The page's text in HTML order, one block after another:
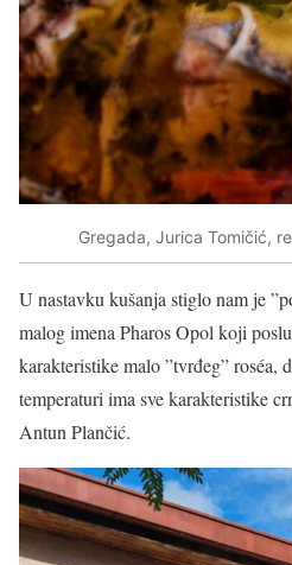
Gregada, Jurica Tomičić,
U nastavku kušanja stiglo nam je
malog imena Pharos Opol koji
karakteristike malo ”tvrđeg” roséa,
temperaturi ima sve karakteristike
Antun Plančić.